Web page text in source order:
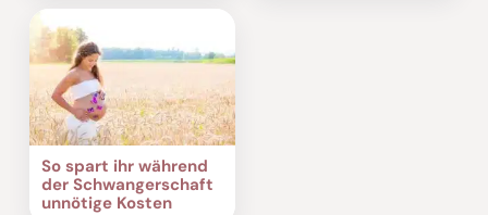
So spart ihr während
der Schwangerschaft
unnötige Kosten